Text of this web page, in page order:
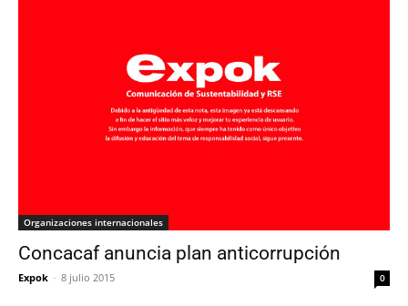
Organizaciones internacionales
Concacaf anuncia plan anticorrupción
Expok - 8 julio 2015 0